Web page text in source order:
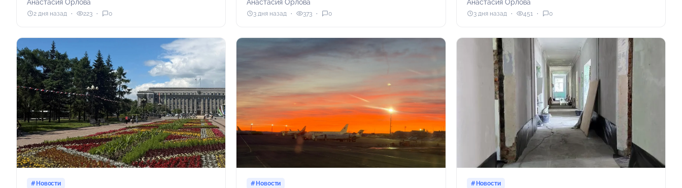
Анастасия Орлова
2 дня назад 223 0
Анастасия Орлова
3 дня назад 373 0
Анастасия Орлова
3 дня назад 451 0
Новости Новости Новости